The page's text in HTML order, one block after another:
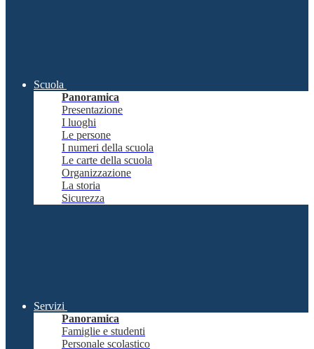
Scuola
Panoramica
Presentazione
I luoghi
Le persone
I numeri della scuola
Le carte della scuola
Organizzazione
La storia
Sicurezza
Servizi
Panoramica
Famiglie e studenti
Personale scolastico